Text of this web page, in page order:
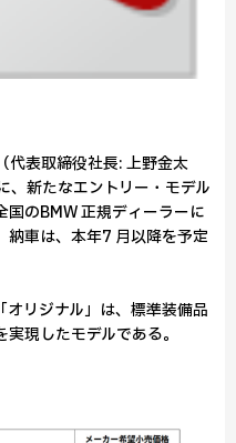
代表取締役社長: 上野金太
、新たなエントリー・モデル
国のBMW 正規ディーラーに
納車は、本年7 月以降を予定
リジナル」は、標準装備品
現したモデルである。